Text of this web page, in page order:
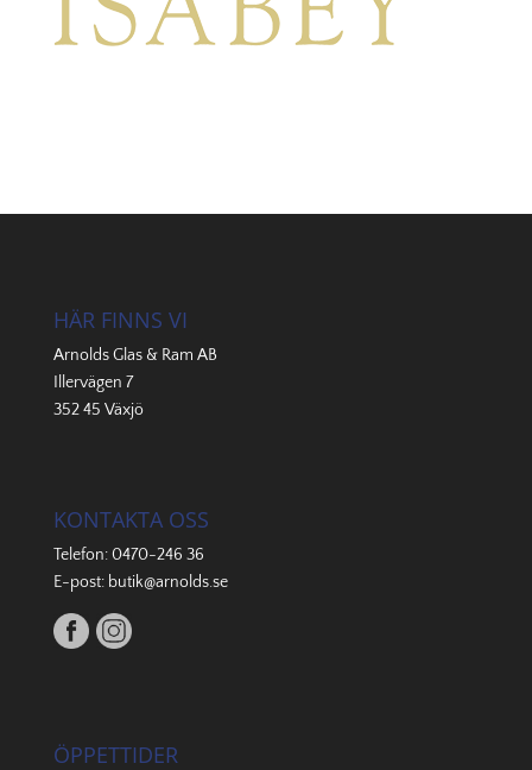
HÄR FINNS VI
Arnolds Glas & Ram AB
Illervägen 7
352 45 Växjö
KONTAKTA OSS
Telefon:0470-246 36
E-post: butik@arnolds.se
ÖPPETTIDER